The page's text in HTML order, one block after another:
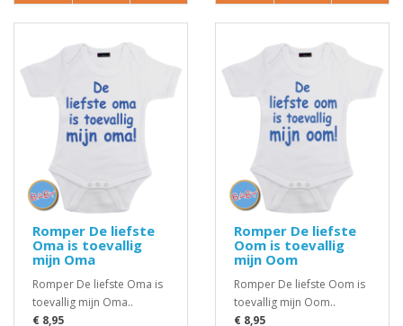
Romper De liefste
Oma is toevallig
mijn Oma
Romper De liefste Oma is
toevallig mijn Oma..
€ 8,95
Romper De liefste
Oom is toevallig
mijn Oom
Romper De liefste Oom is
toevallig mijn Oom..
€ 8,95